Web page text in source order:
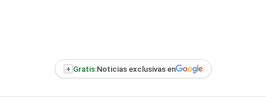
+ Gratis:Noticias exclusivas en